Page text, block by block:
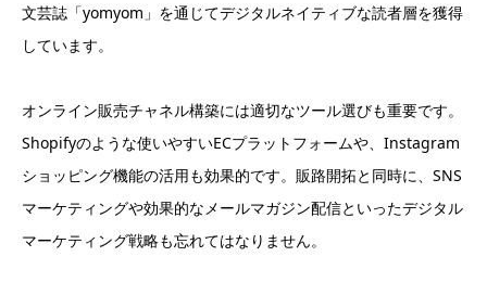
文芸誌「yomyom」を通じてデジタルネイティブな読者層を獲得
しています。
オンライン販売チャネル構築には適切なツール選びも重要です。
Shopifyのような使いやすいECプラットフォームや、Instagram
ショッピング機能の活用も効果的です。販路開拓と同時に、SNS
マーケティングや効果的なメールマガジン配信といったデジタル
マーケティング戦略も忘れてはなりません。